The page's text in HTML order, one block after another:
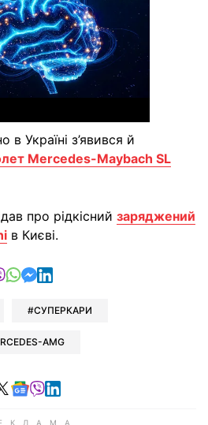
Україні з’явився й
Mercedes-Maybach SL
про рідкісний заряджений
в Києві.
у Telegram
у Facebook
у X
відправити у Viber
відправити у Whatsapp
відправити у Messenger
відправити у LinkedIn
СУПЕРКАРИ
AMG
у Telegram
у Facebook
Читайте у X
Читайте у Google news
Читайте у Viber
Читайте у LinkedIn